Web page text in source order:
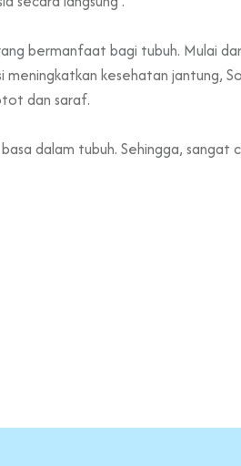
bermanfaat bagi tubuh. Mulai
kesehatan jantung,
dan saraf.
dalam tubuh. Sehingga, sangat